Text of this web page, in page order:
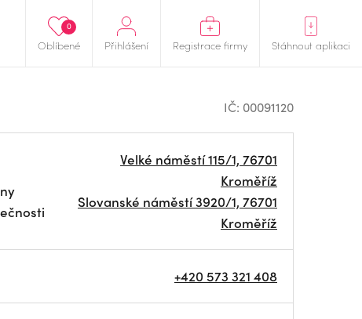
Oblíbené
0
Přihlášení Registrace firmy Stáhnout aplikaci
IČ: 00091120
Velké náměstí 115/1, 76701
Kroměříž
Slovanské náměstí 3920/1, 76701
Kroměříž
+420 573 321 408